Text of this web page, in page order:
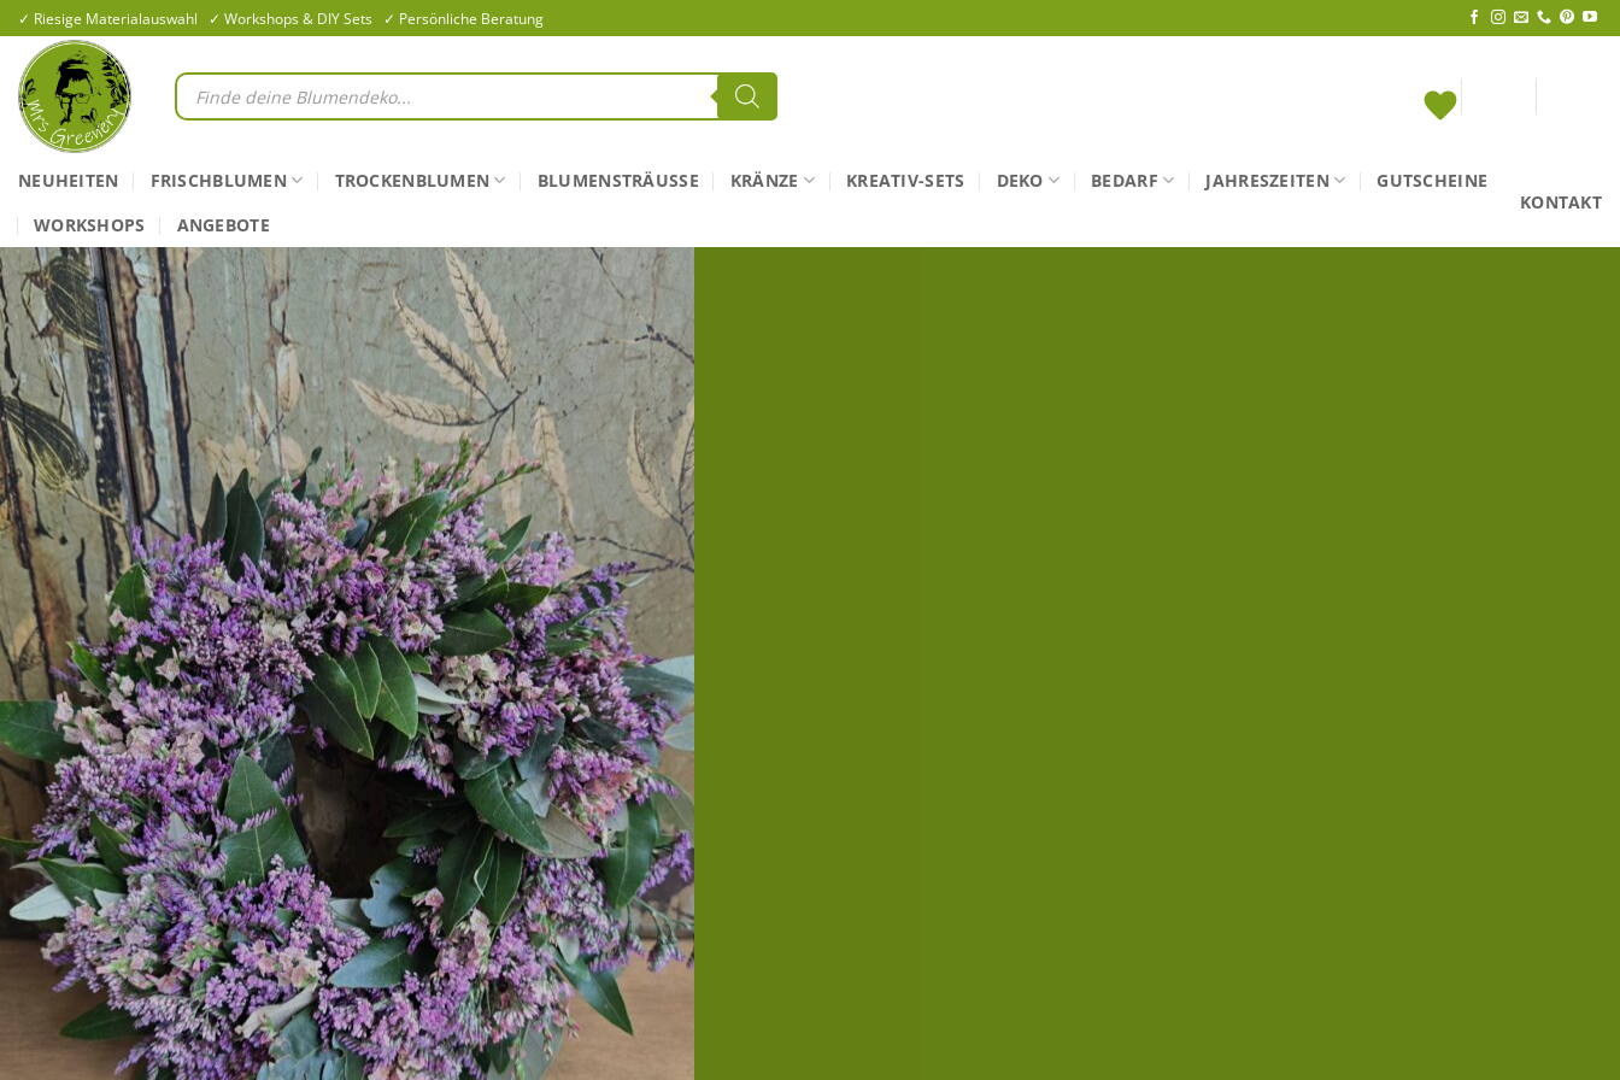
Zum
Inhalt
springen
✓ Riesige Materialauswahl ✓ Workshops & DIY Sets ✓ Persönliche Beratung
Products
search
NEUHEITEN FRISCHBLUMEN TROCKENBLUMEN BLUMENSTRÄUSSE KRÄNZE KREATIV-SETS DEKO BEDARF JAHRESZEITEN
GUTSCHEINE
WORKSHOPS
ANGEBOTE
KONTAKT